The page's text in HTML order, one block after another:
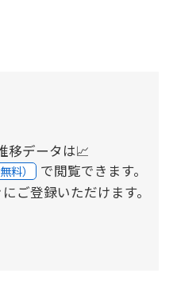
移データは📈
料） で閲覧できます。
ご登録いただけます。